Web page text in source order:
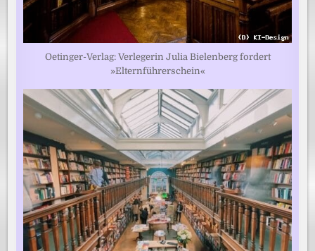
Oetinger-Verlag: Verlegerin Julia Bielenberg fordert
»Elternführerschein«